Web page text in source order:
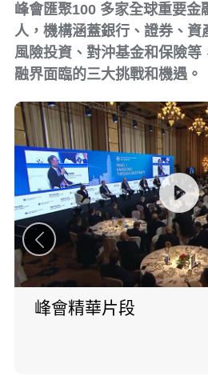
峰會匯聚100 多家全球重要金
人，機構涵蓋銀行、證券、資
風險投資、對沖基金和保險等
融界面臨的三大挑戰和機遇。
峰會精華片段